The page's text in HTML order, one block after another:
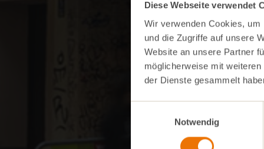
Diese Webseite verwendet
Wir verwenden Cookies,
und die Zugriffe auf unsere
Website an unsere Partner
möglicherweise mit
der Dienste gesammelt
Notwendig